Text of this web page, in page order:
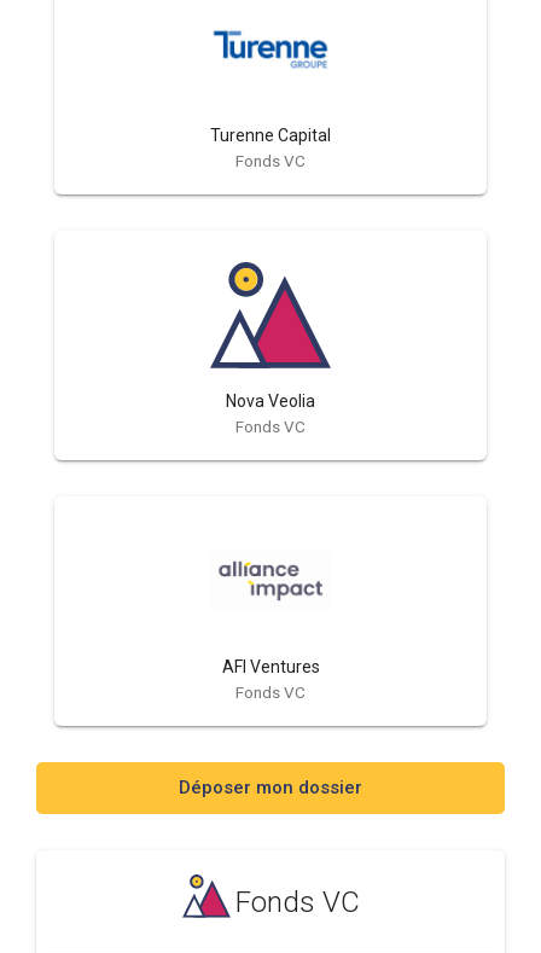
Turenne Capital
Fonds VC
Nova Veolia
Fonds VC
AFI Ventures
Fonds VC
Déposer mon dossier
Fonds VC